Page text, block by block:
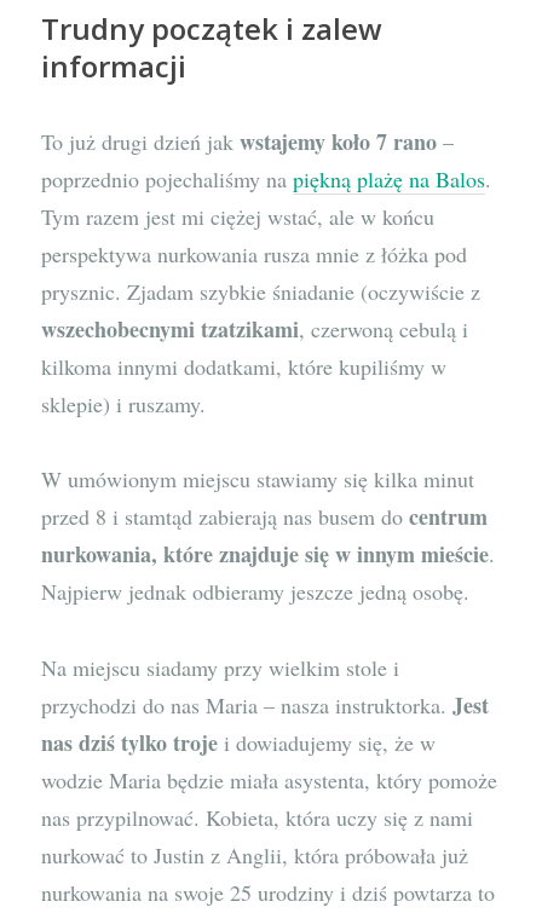
Trudny początek i zalew
informacji
To już drugi dzień jakwstajemy koło 7 rano –
poprzednio pojechaliśmy napiękną plażę na Balos.
Tym razem jest mi ciężej wstać, ale w końcu
perspektywa nurkowania rusza mnie z łóżka pod
prysznic. Zjadam szybkie śniadanie (oczywiście z
wszechobecnymi tzatzikami, czerwoną cebulą i
kilkoma innymi dodatkami, które kupiliśmy w
sklepie) i ruszamy.
W umówionym miejscu stawiamy się kilka minut
przed 8 i stamtąd zabierają nas busem docentrum
nurkowania, które znajduje się w innym mieście.
Najpierw jednak odbieramy jeszcze jedną osobę.
Na miejscu siadamy przy wielkim stole i
przychodzi do nas Maria – nasza instruktorka.Jest
nas dziś tylko troje i dowiadujemy się, że w
wodzie Maria będzie miała asystenta, który pomoże
nas przypilnować. Kobieta, która uczy się z nami
nurkować to Justin z Anglii, która próbowała już
nurkowania na swoje 25 urodziny i dziś powtarza to